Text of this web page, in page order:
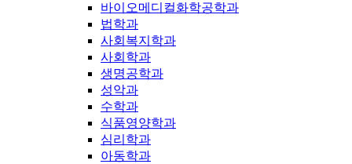
바이오메디컬화학공학과
법학과
사회복지학과
사회학과
생명공학과
성악과
수학과
식품영양학과
심리학과
아동학과